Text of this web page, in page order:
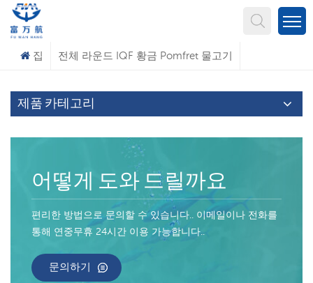
집 전체 라운드 IQF 황금 Pomfret 물고기
제품 카테고리
어떻게 도와 드릴까요
편리한 방법으로 문의할 수 있습니다.. 이메일이나 전화를
통해 연중무휴 24시간 이용 가능합니다..
문의하기